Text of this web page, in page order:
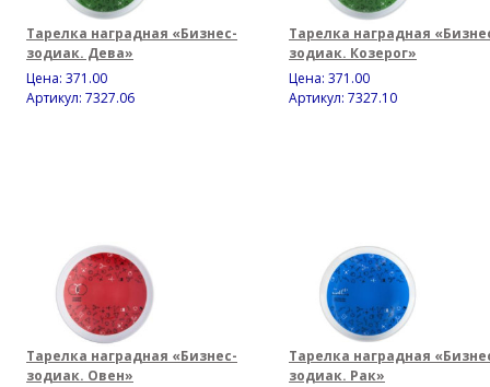
Тарелка наградная «Бизнес-
зодиак. Дева»
Цена: 371.00
Артикул: 7327.06
Тарелка наградная
зодиак. Козерог»
Цена: 371.00
Артикул: 7327.10
Тарелка наградная «Бизнес-
зодиак. Овен»
Тарелка наградная
зодиак. Рак»